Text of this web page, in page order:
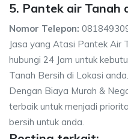
5. Pantek air Tanah
Nomor Telepon:
Jasa yang Atasi Pantek Air
hubungi 24 Jam untuk
Tanah Bersih di Lokasi anda.
Dengan Biaya Murah &
terbaik untuk menjadi
bersih untuk anda.